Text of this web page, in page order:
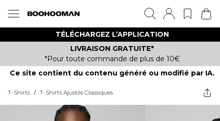
TÉLÉCHARGEZ L’APPLICATION
LIVRAISON GRATUITE*
*Pour toute commande de plus de 10€
Ce site contient du contenu généré ou modifié par IA.
T-Shirts / T-Shirts Ajustés Classiques